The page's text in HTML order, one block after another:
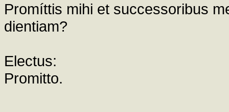
Promíttis mihi et successoribus
dientiam?
Electus:
Promitto.